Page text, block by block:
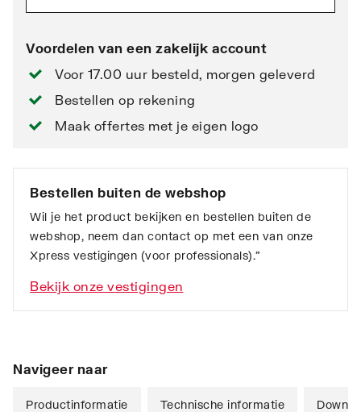
Voordelen van een zakelijk account
Voor 17.00 uur besteld, morgen geleverd
Bestellen op rekening
Maak offertes met je eigen logo
Bestellen buiten de webshop
Wil je het product bekijken en bestellen buiten de
webshop, neem dan contact op met een van onze
Xpress vestigingen (voor professionals).”
Bekijk onze vestigingen
Navigeer naar
Productinformatie Technische informatie